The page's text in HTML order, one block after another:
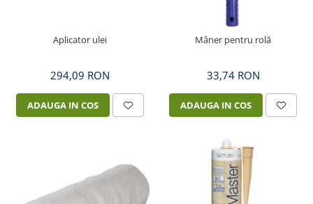
Aplicator ulei
294,09 RON
ADAUGA IN COS
Mâner pentru rolă
33,74 RON
ADAUGA IN COS